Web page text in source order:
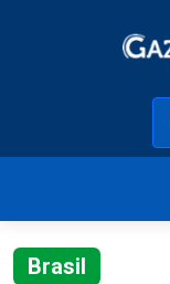
Brasil